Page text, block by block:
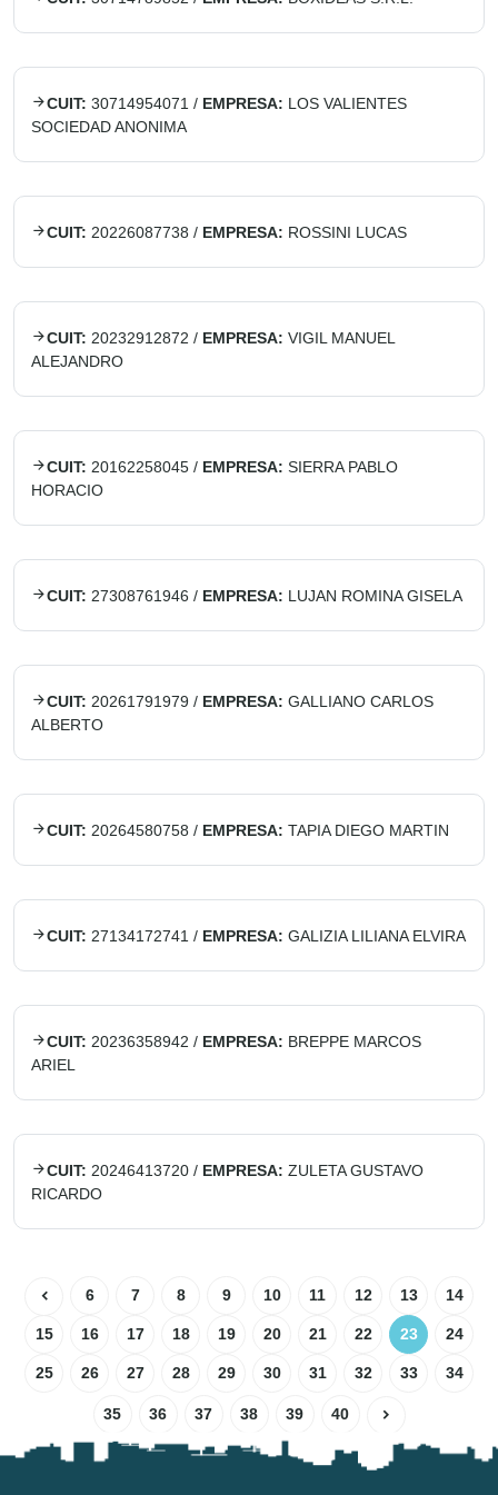
CUIT: 30714954071 / EMPRESA: LOS VALIENTES
SOCIEDAD ANONIMA
CUIT: 20226087738 / EMPRESA: ROSSINI LUCAS
CUIT: 20232912872 / EMPRESA: VIGIL MANUEL
ALEJANDRO
CUIT: 20162258045 / EMPRESA: SIERRA PABLO
HORACIO
CUIT: 27308761946 / EMPRESA: LUJAN ROMINA GISELA
CUIT: 20261791979 / EMPRESA: GALLIANO CARLOS
ALBERTO
CUIT: 20264580758 / EMPRESA: TAPIA DIEGO MARTIN
CUIT: 27134172741 / EMPRESA: GALIZIA LILIANA ELVIRA
CUIT: 20236358942 / EMPRESA: BREPPE MARCOS
ARIEL
CUIT: 20246413720 / EMPRESA: ZULETA GUSTAVO
RICARDO
6 7 8 9 10 11 12 13 14
15 16 17 18 19 20 21 22 23 24
25 26 27 28 29 30 31 32 33 34
35 36 37 38 39 40